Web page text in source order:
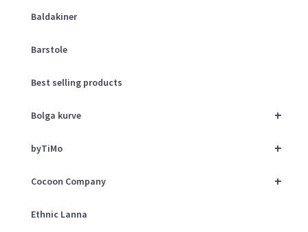
Baldakiner
Barstole
Best selling products
+
Bolga kurve
+
byTiMo
+
Cocoon Company
Ethnic Lanna